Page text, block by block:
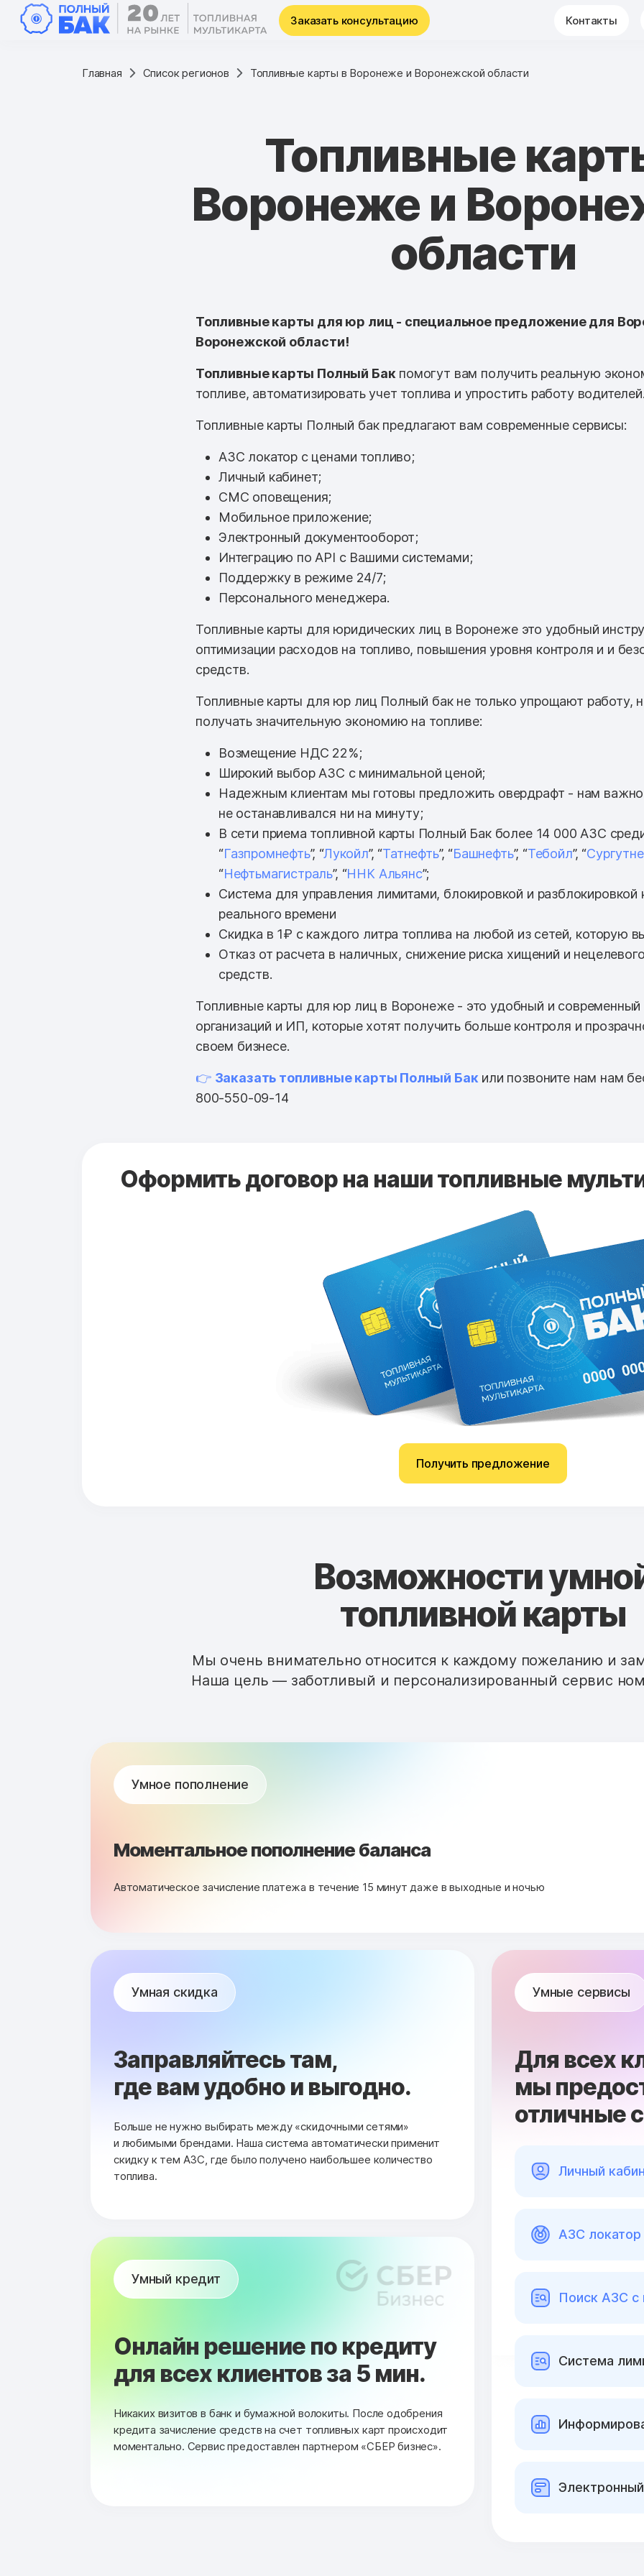
Заказать консультацию Контакты
Главная Список регионов Топливные карты в Воронеже и Воронежской области
Топливные
Воронеже и
области
Топливные карты для юр лиц - специальное предложение для
Воронежской области!
Топливные карты Полный Бак помогут вам получить реальную
топливе, автоматизировать учет топлива и упростить работу
Топливные карты Полный бак предлагают вам современные сервисы:
АЗС локатор с ценами топливо;
Личный кабинет;
СМС оповещения;
Мобильное приложение;
Электронный документооборот;
Интеграцию по API с Вашими системами;
Поддержку в режиме 24/7;
Персонального менеджера.
Топливные карты для юридических лиц в Воронеже это удобный
оптимизации расходов на топливо, повышения уровня контроля и и
средств.
Топливные карты для юр лиц Полный бак не только упрощают работу,
получать значительную экономию на топливе:
Возмещение НДС 22%;
Широкий выбор АЗС с минимальной ценой;
Надежным клиентам мы готовы предложить овердрафт - нам
не останавливался ни на минуту;
В сети приема топливной карты Полный Бак более 14 000 АЗС
“Газпромнефть”, “Лукойл”, “Татнефть”, “Башнефть”, “Тебойл”, “
“Нефтьмагистраль”, “ННК Альянс”;
Система для управления лимитами, блокировкой и разблокировкой
реального времени
Скидка в 1₽ с каждого литра топлива на любой из сетей, которую
Отказ от расчета в наличных, снижение риска хищений и
средств.
Топливные карты для юр лиц в Воронеже - это удобный и современный
организаций и ИП, которые хотят получить больше контроля и
своем бизнесе.
👉 Заказать топливные карты Полный Бак или позвоните нам нам
800-550-09-14
Оформить договор на наши топливные
Получить предложение
Возможности
топливной карты
Мы очень внимательно относится к каждому пожеланию и
Наша цель — заботливый и персонализированный сервис
Умное пополнение
Моментальное пополнение баланса
Автоматическое зачисление платежа в течение 15 минут даже в выходные и ночью
Умная скидка
Заправляйтесь там,
где вам удобно и выгодно.
Больше не нужно выбирать между «скидочными сетями»
и любимыми брендами. Наша система автоматически применит
скидку к тем АЗС, где было получено наибольшее количество
топлива.
Умный кредит
Онлайн решение по кредиту
для всех клиентов за 5 мин.
Никаких визитов в банк и бумажной волокиты. После одобрения
кредита зачисление средств на счет топливных карт происходит
моментально. Сервис предоставлен партнером «СБЕР бизнес».
Умные сервисы
Для всех
мы
отличные
Личный
АЗС локатор
Поиск АЗС с
Cистема